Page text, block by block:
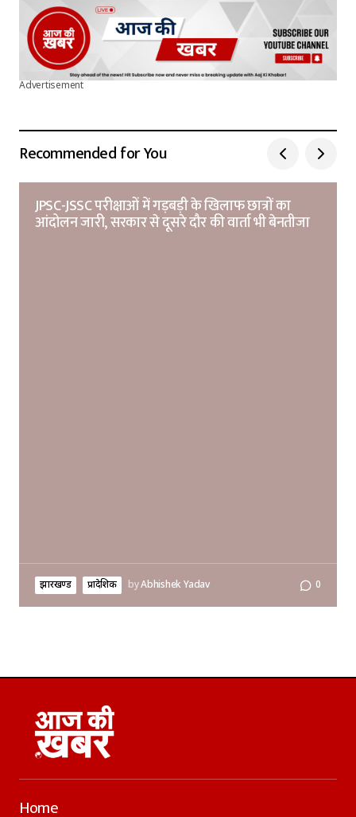
Advertisement
Recommended for You
JPSC-JSSC परीक्षाओं में गड़बड़ी के खिलाफ छात्रों का
आंदोलन जारी, सरकार से दूसरे दौर की वार्ता भी बेनतीजा
झारखण्ड प्रादेशिक byAbhishek Yadav 0
Home